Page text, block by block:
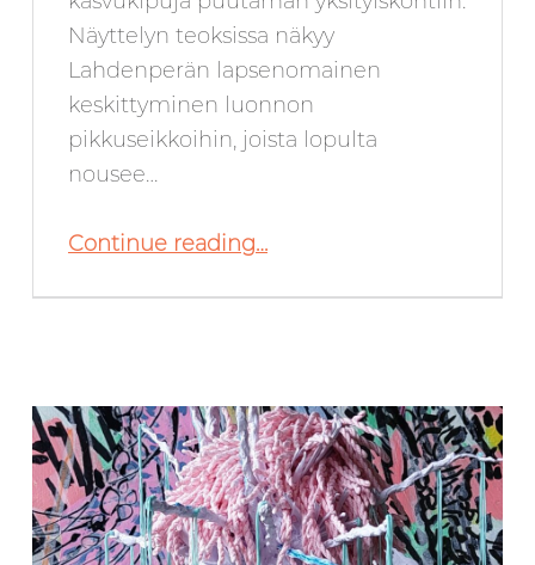
Näyttelyn teoksissa näkyy
Lahdenperän lapsenomainen
keskittyminen luonnon
pikkuseikkoihin, joista lopulta
nousee…
Continue reading“Heinäkuussa 2024 Galleria SEINÄ:ssä: Marika Lahdenperä”
…